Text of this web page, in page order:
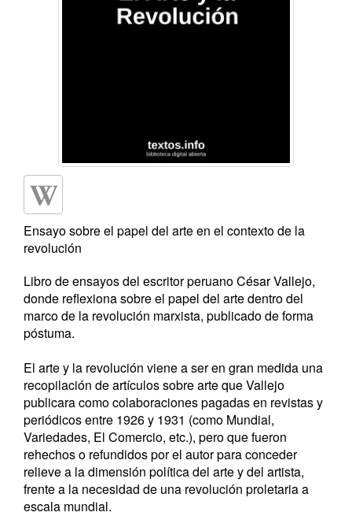
Ensayo sobre el papel del arte en el contexto de la
revolución
Libro de ensayos del escritor peruano César Vallejo,
donde reflexiona sobre el papel del arte dentro del
marco de la revolución marxista, publicado de forma
póstuma.
El arte y la revolución viene a ser en gran medida una
recopilación de artículos sobre arte que Vallejo
publicara como colaboraciones pagadas en revistas y
periódicos entre 1926 y 1931 (como Mundial,
Variedades, El Comercio, etc.), pero que fueron
rehechos o refundidos por el autor para conceder
relieve a la dimensión política del arte y del artista,
frente a la necesidad de una revolución proletaria a
escala mundial.